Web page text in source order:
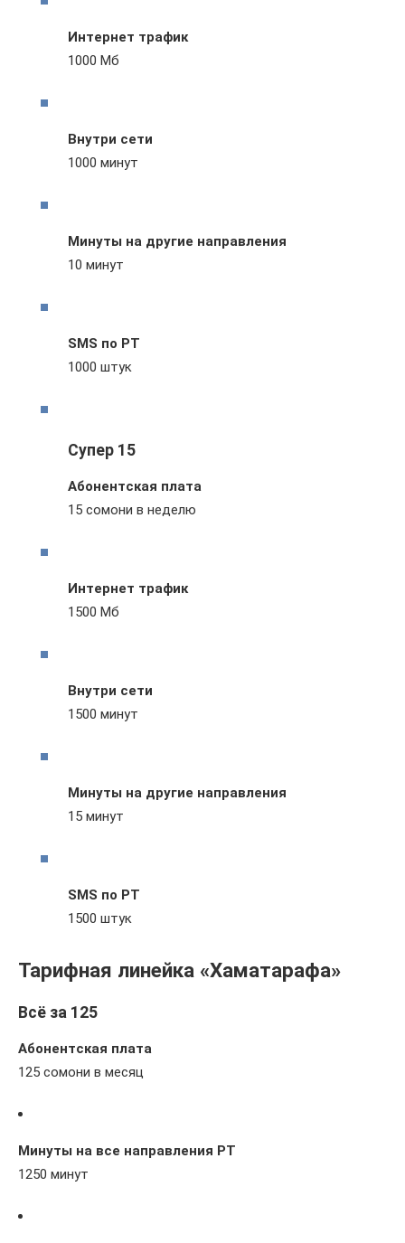
Интернет трафик
1000 Мб
Внутри сети
1000 минут
Минуты на другие направления
10 минут
SMS по РТ
1000 штук
Супер 15
Абонентская плата
15 сомони в неделю
Интернет трафик
1500 Мб
Внутри сети
1500 минут
Минуты на другие направления
15 минут
SMS по РТ
1500 штук
Тарифная линейка «Хаматарафа»
Всё за 125
Абонентская плата
125 сомони в месяц
Минуты на все направления РТ
1250 минут